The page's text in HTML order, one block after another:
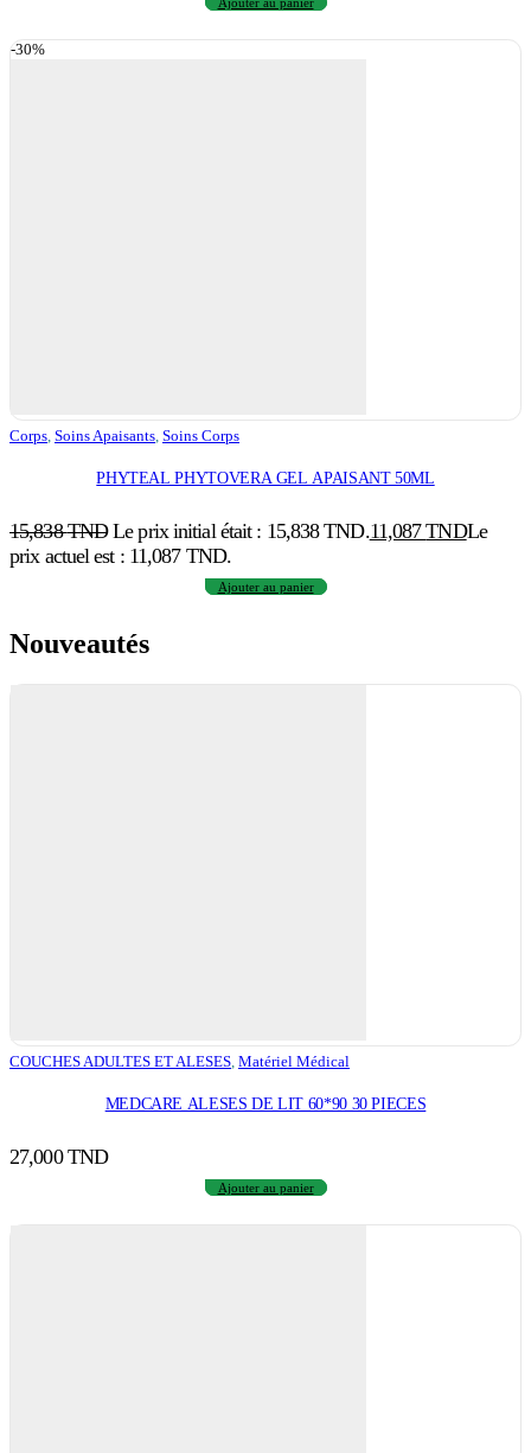
-30%
Corps Soins Apaisants Soins Corps
PHYTEAL PHYTOVERA GEL APAISANT 50ML
15,838TND Le prix initial était : 15,838 TND.11,087TNDLe
prix actuel est : 11,087 TND.
Ajouter au panier
Nouveautés
COUCHES ADULTES ET ALESES Matériel Médical
MEDCARE ALESES DE LIT 60*90 30 PIECES
27,000TND
Ajouter au panier